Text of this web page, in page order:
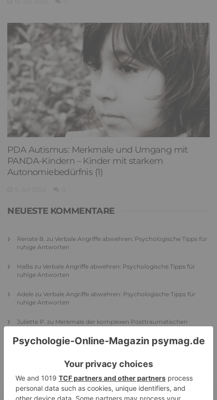
PDA Autismus: Merkmale und Umgang mit
PANDA-Kindern – Kinder mit starkem
Autonomiebedürfnis (1)
NEUESTE KOMMENTARE
Renate B. zu Verbale Angriffe abwehren: Psychologische Tipps für
ruhige Antworten
HaBa zu Verbale Angriffe abwehren: Psychologische Tipps für
ruhige Antworten
Adele zu Verbale Angriffe abwehren: Psychologische Tipps für
ruhige Antworten
Juliette P. zu Merkmale der komplexen Posttraumatischen